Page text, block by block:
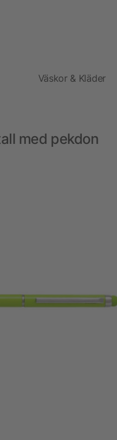
Väskor & Kläder
med pekdon